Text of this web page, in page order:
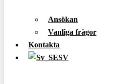
Ansökan
Vanliga frågor
Kontakta
SV